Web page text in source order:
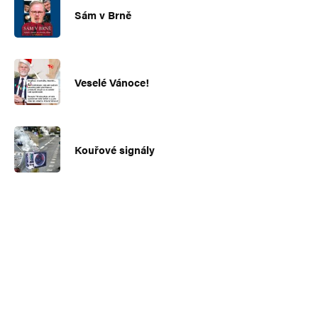
Sám v Brně
Veselé Vánoce!
Kouřové signály